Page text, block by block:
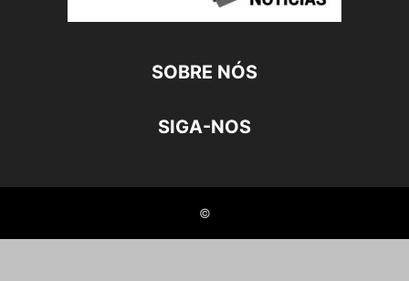
SOBRE NÓS
SIGA-NOS
©